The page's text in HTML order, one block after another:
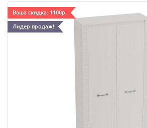
Ваша скидка: 1100р.
Лидер продаж!